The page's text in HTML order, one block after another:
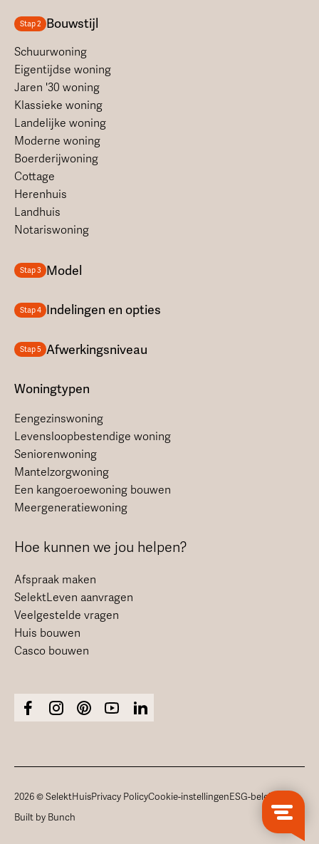
Stap 2 Bouwstijl
Schuurwoning
Eigentijdse woning
Jaren '30 woning
Klassieke woning
Landelijke woning
Moderne woning
Boerderijwoning
Cottage
Herenhuis
Landhuis
Notariswoning
Stap 3 Model
Stap 4 Indelingen en opties
Stap 5 Afwerkingsniveau
Woningtypen
Eengezinswoning
Levensloopbestendige woning
Seniorenwoning
Mantelzorgwoning
Een kangoeroewoning bouwen
Meergeneratiewoning
Hoe kunnen we jou helpen?
Afspraak maken
SelektLeven aanvragen
Veelgestelde vragen
Huis bouwen
Casco bouwen
2026 © SelektHuisPrivacy PolicyCookie-instellingenESG-beleid
Built by Bunch